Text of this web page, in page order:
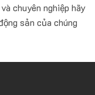
chuyên nghiệp hãy
sản của chúng